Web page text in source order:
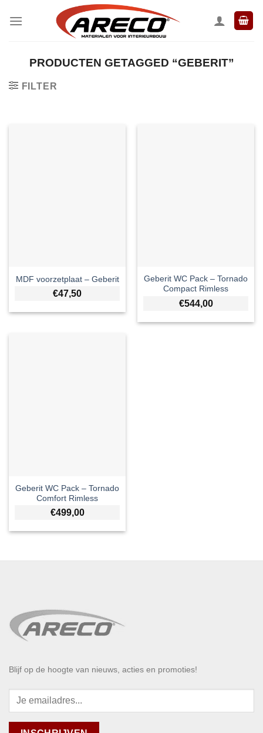
naar
PRODUCTEN GETAGGED “GEBERIT”
FILTER
MDF voorzetplaat – Geberit
€47,50
Geberit WC Pack – Tornado
Compact Rimless
€544,00
Geberit WC Pack – Tornado
Comfort Rimless
€499,00
Blijf op de hoogte van nieuws, acties en promoties!